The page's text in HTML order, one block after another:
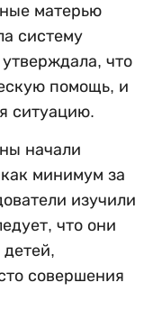
матерью
систему
что
помощь, и
ситуацию.
начали
минимум за
изучили
что они
совершения